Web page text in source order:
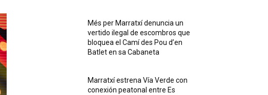
Més per Marratxí denuncia un
vertido ilegal de escombros que
bloquea el Camí des Pou d’en
Batlet en sa Cabaneta
Marratxí estrena Vía Verde con
conexión peatonal entre Es